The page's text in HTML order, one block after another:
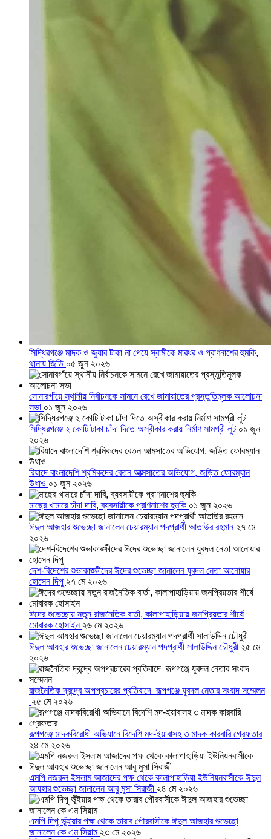
সিদ্ধিরগঞ্জে মাদক ও জুয়ার টাকা না পেয়ে স্বামীকে মারধর ও প্রাণনাশের হুমকি,
থানায় জিডি ০৫ জুন ২০২৬
সোনারগাঁয়ে স্থানীয় নির্বাচনকে সামনে রেখে জামায়াতের প্রস্তুতিমূলক আলোচনা
সভা ০১ জুন ২০২৬
সিদ্ধিরগঞ্জে ২ কোটি টাকা চাঁদা দিতে অস্বীকার করায় নির্মাণ সামগ্রী লুট ০১ জুন
২০২৬
রিয়াদে বাংলাদেশি শ্রমিকদের বেতন আত্মসাতের অভিযোগ, জড়িত ফোরম্যান
উধাও ০১ জুন ২০২৬
মাছের খামারে চাঁদা দাবি, ব্যবসায়ীকে প্রাণনাশের হুমকি ০১ জুন ২০২৬
ঈদুল আজহার শুভেচ্ছা জানালেন চেয়ারম্যান পদপ্রার্থী আতাউর রহমান ২৭ মে
২০২৬
দেশ-বিদেশের শুভাকাঙ্ক্ষীদের ঈদের শুভেচ্ছা জানালেন যুবদল নেতা আনোয়ার
হোসেন দিপু ২৭ মে ২০২৬
ঈদের শুভেচ্ছায় নতুন রাজনৈতিক বার্তা, কালাপাহাড়িয়ায় জনপ্রিয়তার শীর্ষে
মোবারক হোসাইন ২৬ মে ২০২৬
ঈদুল আযহার শুভেচ্ছা জানালেন চেয়ারম্যান পদপ্রার্থী সালাউদ্দিন চৌধুরী ২৫ মে
২০২৬
রাজনৈতিক দ্বন্দ্বে অপপ্রচারের প্রতিবাদে ‎রূপগঞ্জে যুবদল নেতার সংবাদ সম্মেলন
২৫ মে ২০২৬
রূপগঞ্জে মাদকবিরোধী অভিযানে বিদেশি মদ-ইয়াবাসহ ৩ মাদক কারবারি গ্রেফতার
২৪ মে ২০২৬
এমপি নজরুল ইসলাম আজাদের পক্ষ থেকে কালাপাহাড়িয়া ইউনিয়নবাসীকে ঈদুল
আযহার শুভেচ্ছা জানালেন আবু মুসা সিরাজী ২৪ মে ২০২৬
এমপি দিপু ভূঁইয়ার পক্ষ থেকে তারাব পৌরবাসীকে ঈদুল আজহার শুভেচ্ছা
জানালেন কে এম সিয়াম ২৩ মে ২০২৬